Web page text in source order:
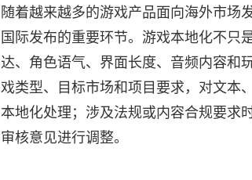
随着越来越多的游戏产品面向海外市场
国际发布的重要环节。游戏本地化不只
达、角色语气、界面长度、音频内容和
戏类型、目标市场和项目要求，对文本
本地化处理；涉及法规或内容合规要求
审核意见进行调整。